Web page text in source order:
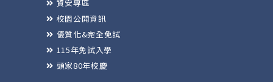
資安專區
校園公開資訊
優質化&完全免試
115年免試入學
頭家80年校慶